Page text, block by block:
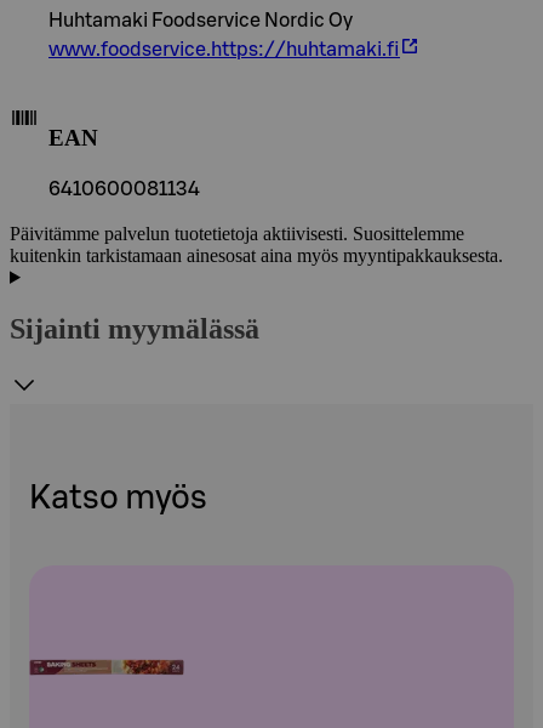
Huhtamaki Foodservice Nordic Oy
www.foodservice.https://huhtamaki.fi
EAN
6410600081134
Päivitämme palvelun tuotetietoja aktiivisesti. Suosittelemme
kuitenkin tarkistamaan ainesosat aina myös myyntipakkauksesta.
Sijainti myymälässä
Katso myös